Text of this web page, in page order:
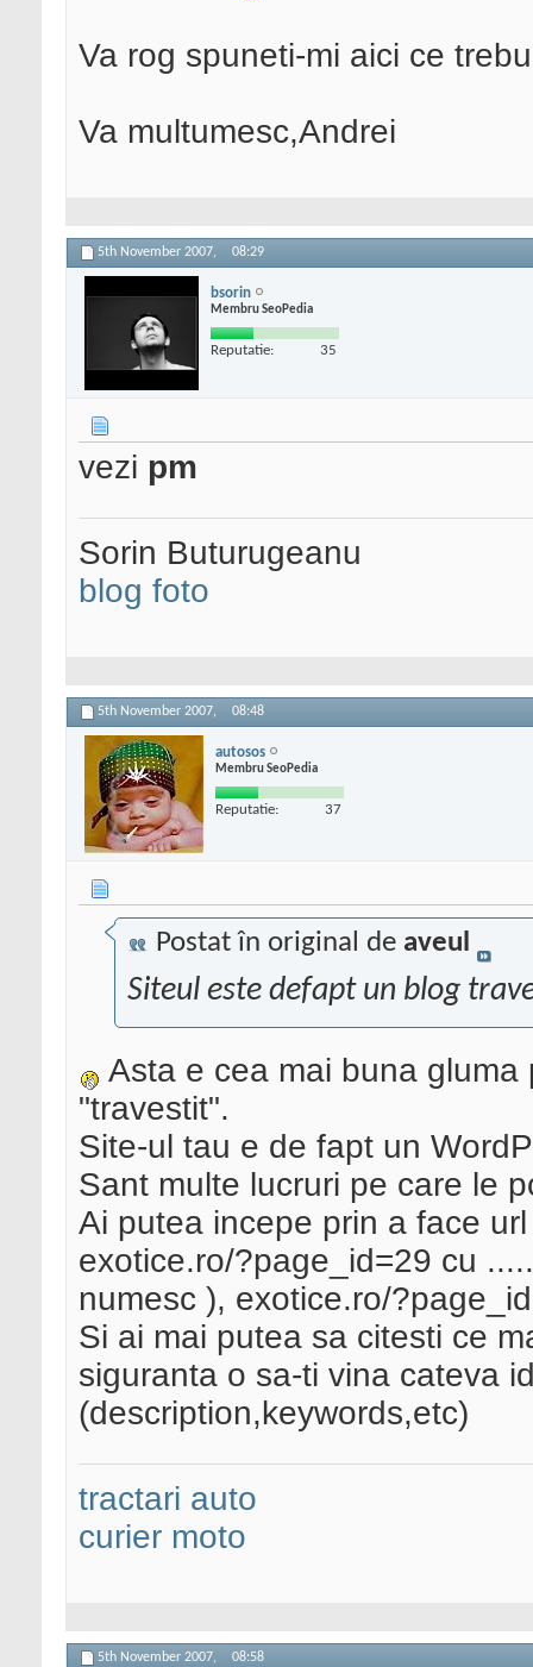
Va rog spuneti-mi aici ce
Va multumesc,Andrei
5th November 2007, 08:29
bsorin
Membru SeoPedia
Reputatie: 35
vezi pm
Sorin Buturugeanu
blog foto
5th November 2007, 08:48
autosos
Membru SeoPedia
Reputatie: 37
Postat în original de aveul
Siteul este defapt un blog
Asta e cea mai buna
"travestit".
Site-ul tau e de fapt un
Sant multe lucruri pe care le
Ai putea incepe prin a face
exotice.ro/?page_id=29 cu
numesc ), exotice.ro/
Si ai mai putea sa citesti ce
siguranta o sa-ti vina cateva
(description,keywords,etc)
tractari auto
curier moto
5th November 2007, 08:58